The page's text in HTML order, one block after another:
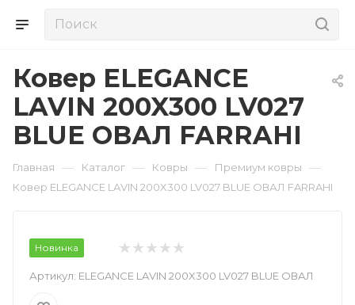
Ковер ELEGANCE
LAVIN 200X300 LV027
BLUE ОВАЛ FARRAHI
Главная — Каталог — Ковры — Премиум ковры —
Ковер ELEGANCE LAVIN 200X300 LV027 BLUE ОВАЛ FARRAHI
Новинка
Артикул: ELEGANCE LAVIN 200X300 LV027 BLUE ОВАЛ